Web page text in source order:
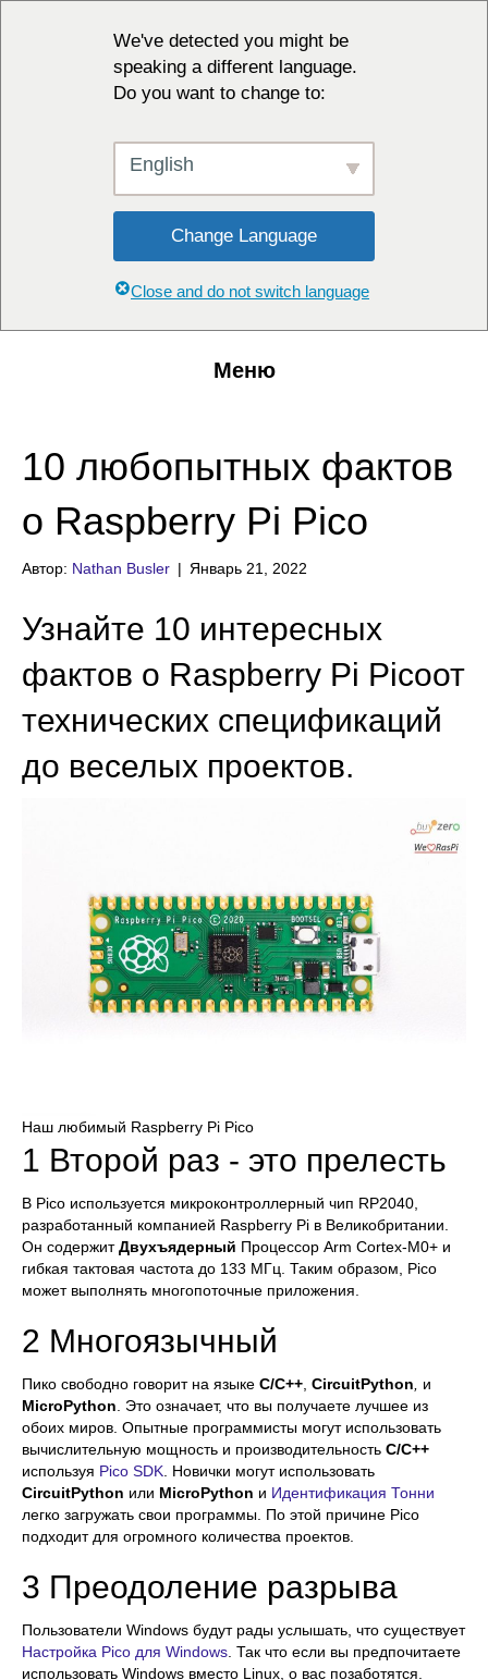
We've detected you might be
speaking a different language.
Do you want to change to:
English
Change Language
Close and do not switch language
Меню
10 любопытных фактов
о Raspberry Pi Pico
Автор: Nathan Busler | Январь 21, 2022
Узнайте 10 интересных
фактов о Raspberry Pi Picoот
технических спецификаций
до веселых проектов.
Наш любимый Raspberry Pi Pico
1 Второй раз - это прелесть
В Pico используется микроконтроллерный чип RP2040,
разработанный компанией Raspberry Pi в Великобритании.
Он содержитДвухъядерный Процессор Arm Cortex-M0+ и
гибкая тактовая частота до 133 МГц. Таким образом, Pico
может выполнять многопоточные приложения.
2 Многоязычный
Пико свободно говорит на языке C/C++ CircuitPython
и
MicroPython . Это означает, что вы получаете лучшее из
обоих миров. Опытные программисты могут использовать
вычислительную мощность и производительность C/C++
используя Pico SDK . Новички могут использовать
CircuitPython или MicroPython и Идентификация Тонни
легко загружать свои программы. По этой причине Pico
подходит для огромного количества проектов.
3 Преодоление разрыва
Пользователи Windows будут рады услышать, что существует
Настройка Pico для Windows . Так что если вы предпочитаете
использовать Windows вместо Linux, о вас позаботятся.